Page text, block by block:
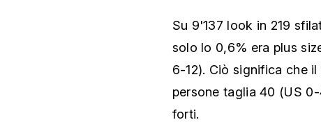
Su 9'137 look in 219
solo lo 0,6% era plus
6-12). Ciò significa che
persone taglia 40 (US
forti.